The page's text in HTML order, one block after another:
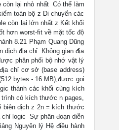
lại nhỏ nhất  Có thể làm
toàn bộ z Di chuyển các
còn lại lớn nhất z Kết khối
hơn worst-fit về mặt tốc độ
8.21 Phạm Quang Dũng
địa chỉ  Không gian địa
phân phối bộ nhớ vật lý
chỉ cơ sở (base address)
bytes - 16 MB),được gọi
thành các khối cùng kích
trình có kích thước n pages,
biên dịch z 2n = kích thước
logic  Sự phân đoạn diễn
Nguyên lý Hệ điều hành